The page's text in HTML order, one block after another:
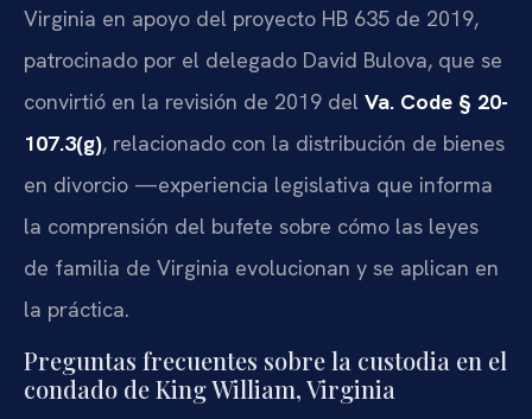
Virginia en apoyo del proyecto HB 635 de 2019,
patrocinado por el delegado David Bulova, que se
convirtió en la revisión de 2019 del Va. Code § 20-
107.3(g), relacionado con la distribución de bienes
en divorcio —experiencia legislativa que informa
la comprensión del bufete sobre cómo las leyes
de familia de Virginia evolucionan y se aplican en
la práctica.
Preguntas frecuentes sobre la custodia en el
condado de King William, Virginia